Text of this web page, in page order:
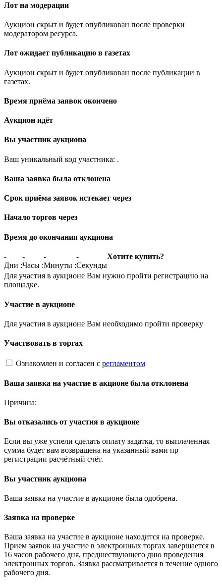
Лот на модерации
Аукцион скрыт и будет опубликован после проверки
модератором ресурса.
Лот ожидает публикацию в газетах
Аукцион скрыт и будет опубликован после публикации в
газетах.
Время приёма заявок окончено
Аукцион идёт
Вы участник аукциона
Ваш уникальный код участника: .
Ваша заявка была отклонена
Срок приёма заявок истекает через
Начало торгов через
Время до окончания аукциона
-
Дни :
-
Часы :
-
Минуты :
-
Секунды
Хотите купить?
Для участия в аукционе Вам нужно пройти регистрацию на
площадке.
Участие в аукционе
Для участия в аукционе Вам необходимо пройти проверку
Участвовать в торгах
Ознакомлен и согласен с регламентом
Ваша заявка на участие в акционе была отклонена
Причина:
Вы отказались от участия в аукционе
Если вы уже успели сделать оплату задатка, то выплаченная
сумма будет вам возвращена на указанный вами пр
регистрации расчётный счёт.
Вы участник аукциона
Ваша заявка на участие в аукционе была одобрена.
Заявка на проверке
Ваша заявка на участие в аукционе находится на проверке.
Прием заявок на участие в электронных торгах завершается в
16 часов рабочего дня, предшествующего дню проведения
электронных торгов. Заявка рассматривается в течение одного
рабочего дня.